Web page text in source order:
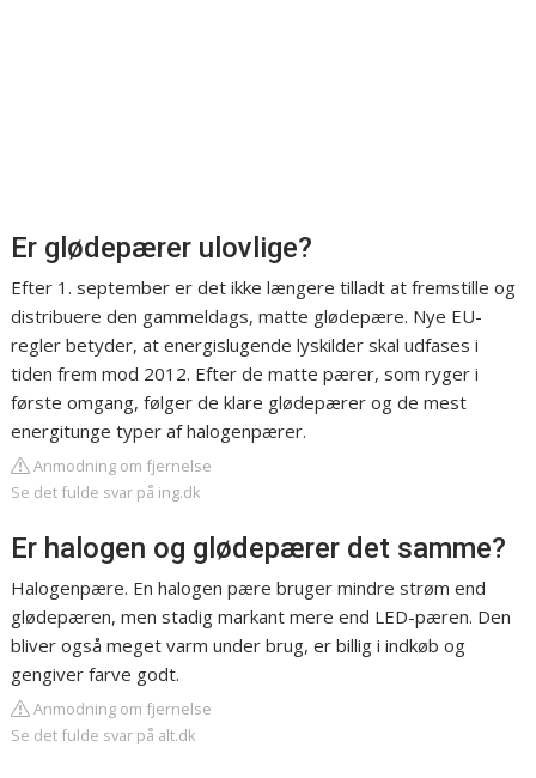
Er glødepærer ulovlige?
Efter 1. september er det ikke længere tilladt at fremstille og
distribuere den gammeldags, matte glødepære. Nye EU-
regler betyder, at energislugende lyskilder skal udfases i
tiden frem mod 2012. Efter de matte pærer, som ryger i
første omgang, følger de klare glødepærer og de mest
energitunge typer af halogenpærer.
Anmodning om fjernelse
Se det fulde svar på ing.dk
Er halogen og glødepærer det samme?
Halogenpære. En halogen pære bruger mindre strøm end
glødepæren, men stadig markant mere end LED-pæren. Den
bliver også meget varm under brug, er billig i indkøb og
gengiver farve godt.
Anmodning om fjernelse
Se det fulde svar på alt.dk